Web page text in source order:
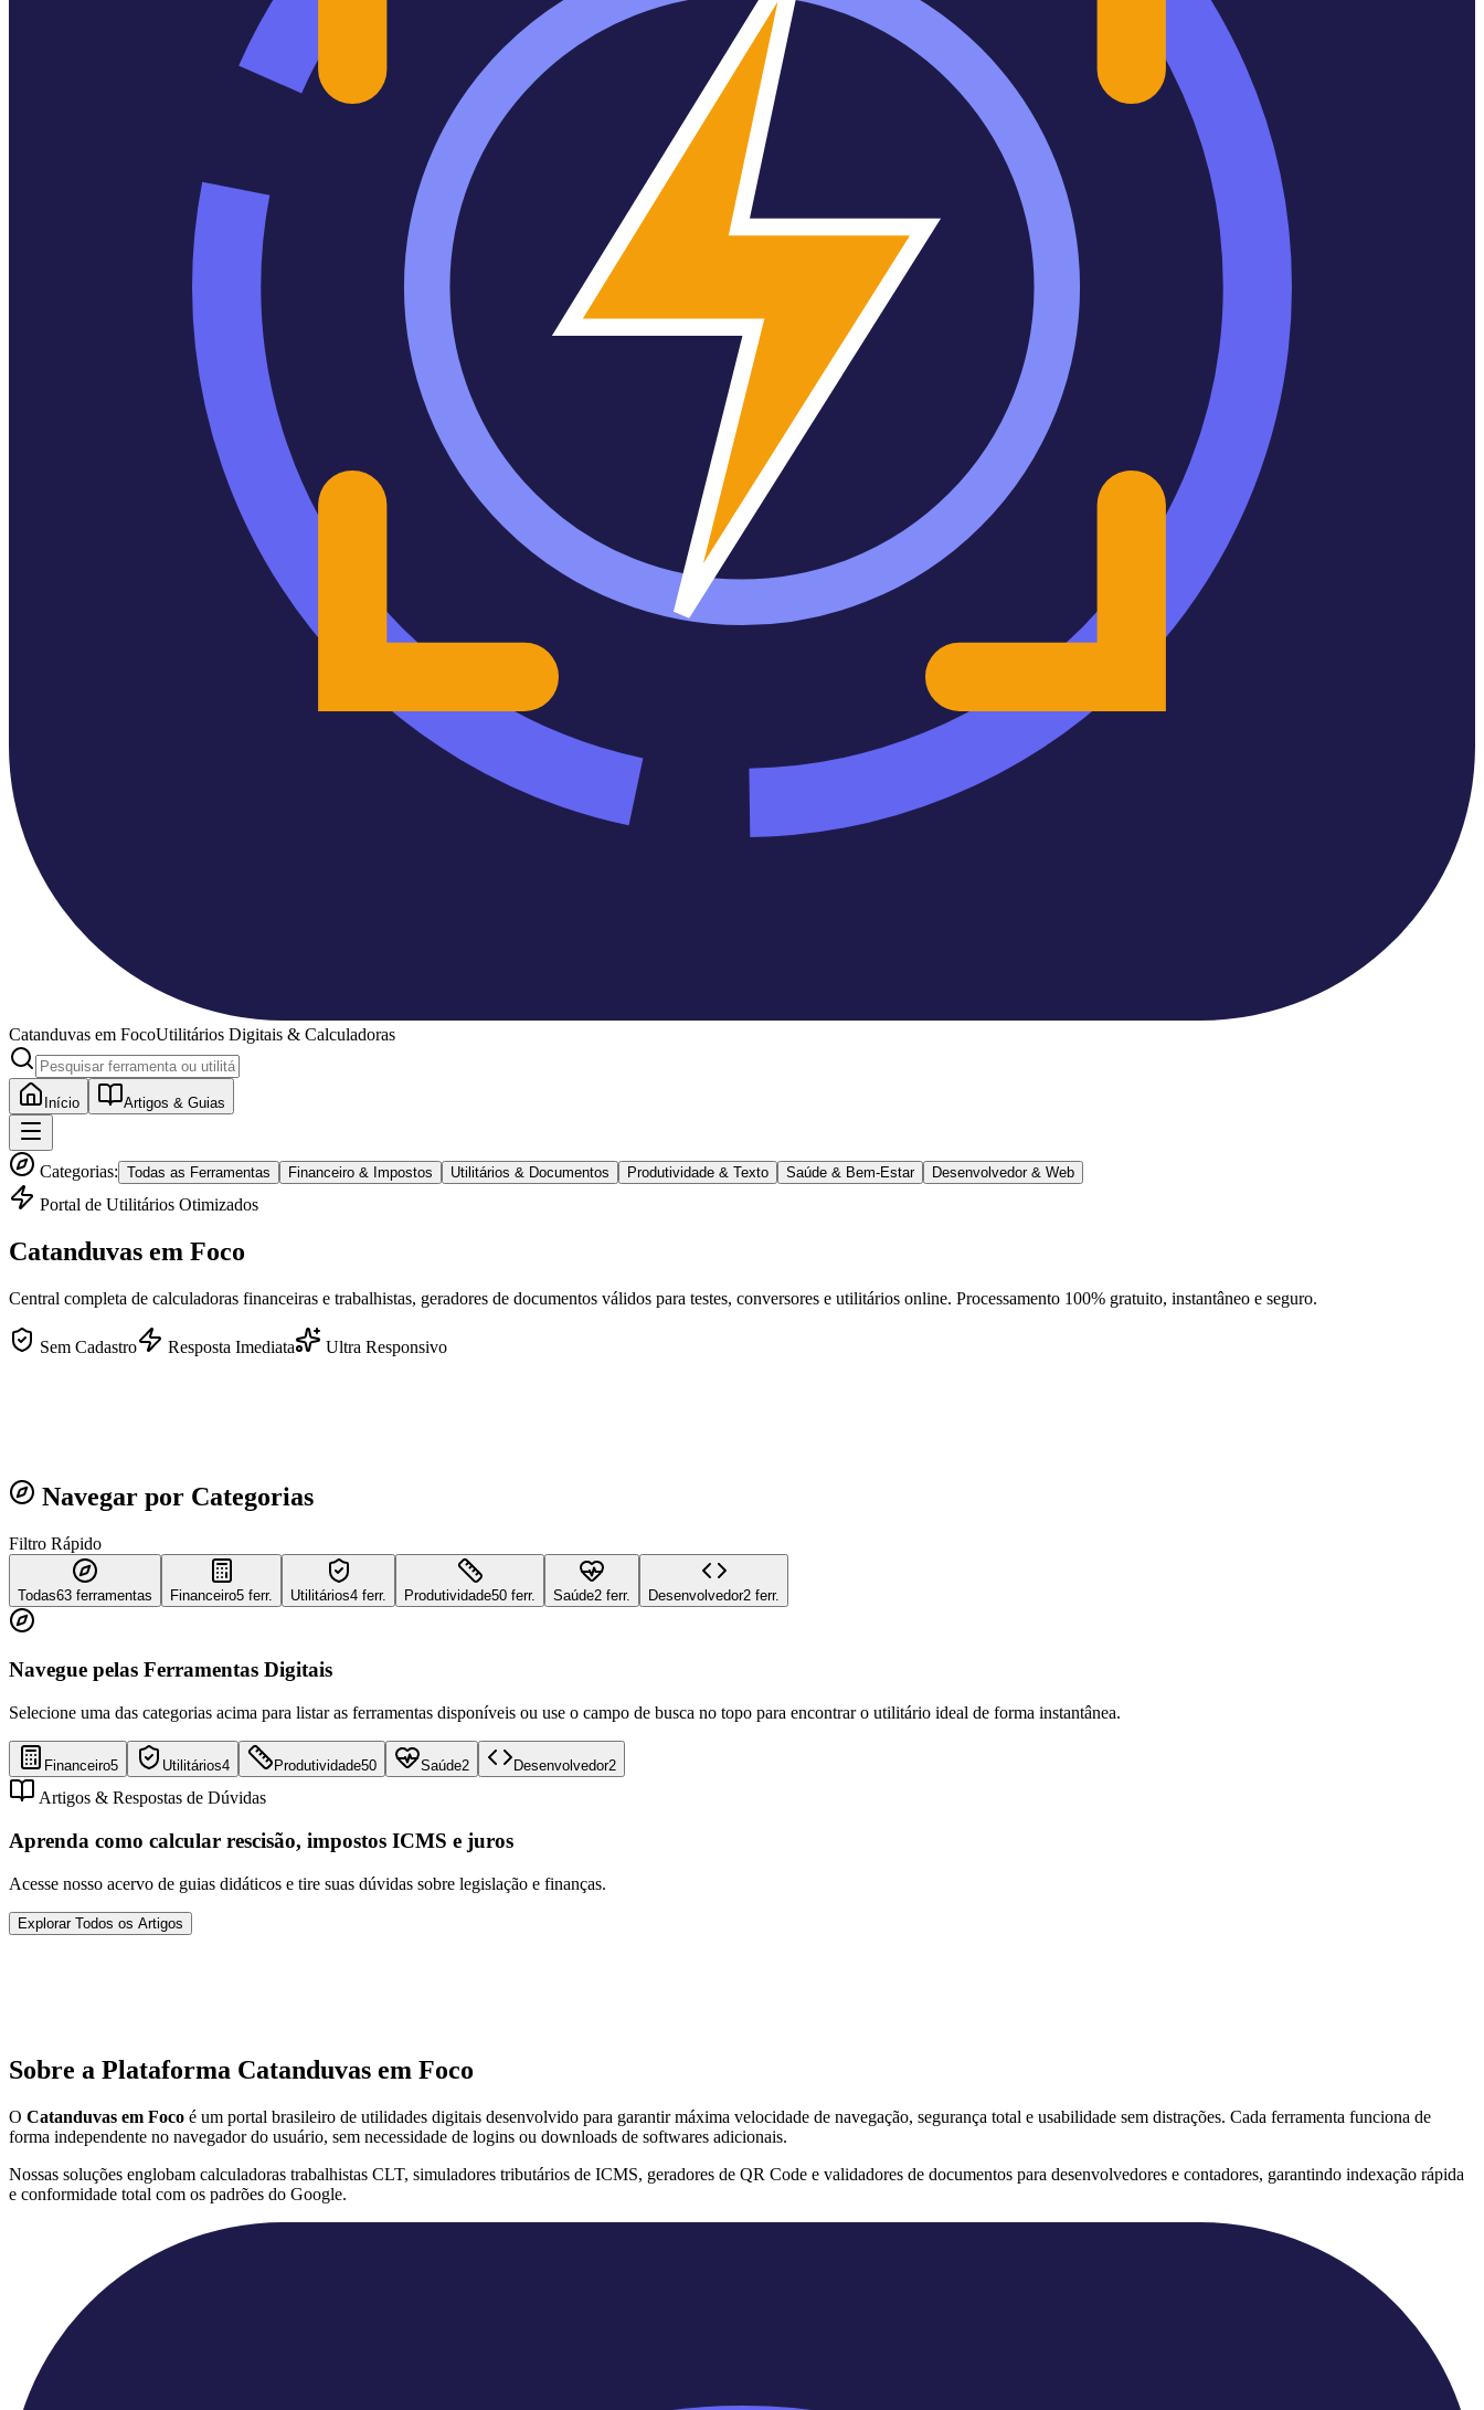
Catanduvas em FocoUtilitários Digitais & Calculadoras
Início Artigos & Guias
Categorias: Todas as Ferramentas Financeiro & Impostos Utilitários & Documentos Produtividade & Texto Saúde & Bem-Estar Desenvolvedor & Web
Portal de Utilitários Otimizados
Catanduvas em Foco
Central completa de calculadoras financeiras e trabalhistas, geradores de documentos válidos para testes, conversores e utilitários online. Processamento 100% gratuito, instantâneo e seguro.
Sem Cadastro Resposta Imediata Ultra Responsivo
Navegar por Categorias
Filtro Rápido
Todas63 ferramentas Financeiro5 ferr. Utilitários4 ferr. Produtividade50 ferr. Saúde2 ferr. Desenvolvedor2 ferr.
Navegue pelas Ferramentas Digitais
Selecione uma das categorias acima para listar as ferramentas disponíveis ou use o campo de busca no topo para encontrar o utilitário ideal de forma instantânea.
Financeiro5 Utilitários4 Produtividade50 Saúde2 Desenvolvedor2
Artigos & Respostas de Dúvidas
Aprenda como calcular rescisão, impostos ICMS e juros
Acesse nosso acervo de guias didáticos e tire suas dúvidas sobre legislação e finanças.
Explorar Todos os Artigos
Sobre a Plataforma Catanduvas em Foco
O Catanduvas em Foco é um portal brasileiro de utilidades digitais desenvolvido para garantir máxima velocidade de navegação, segurança total e usabilidade sem distrações. Cada ferramenta funciona de
forma independente no navegador do usuário, sem necessidade de logins ou downloads de softwares adicionais.
Nossas soluções englobam calculadoras trabalhistas CLT, simuladores tributários de ICMS, geradores de QR Code e validadores de documentos para desenvolvedores e contadores, garantindo indexação rápida
e conformidade total com os padrões do Google.